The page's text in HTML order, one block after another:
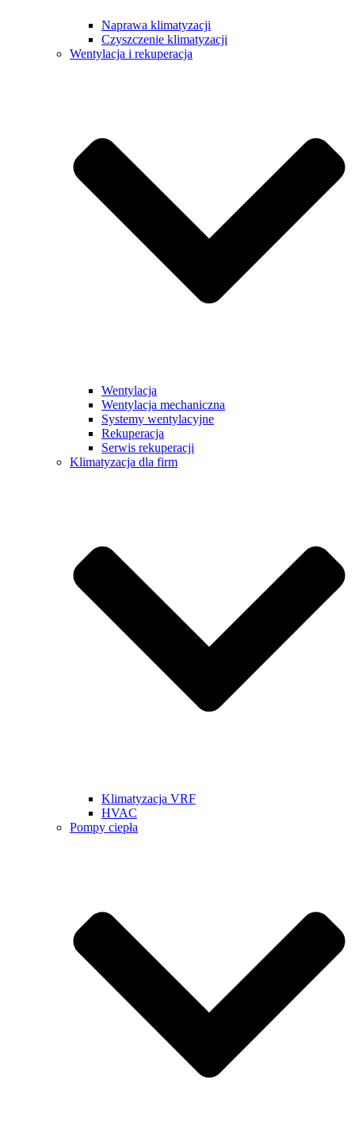
Naprawa klimatyzacji
Czyszczenie klimatyzacji
Wentylacja i rekuperacja
Wentylacja
Wentylacja mechaniczna
Systemy wentylacyjne
Rekuperacja
Serwis rekuperacji
Klimatyzacja dla firm
Klimatyzacja VRF
HVAC
Pompy ciepła